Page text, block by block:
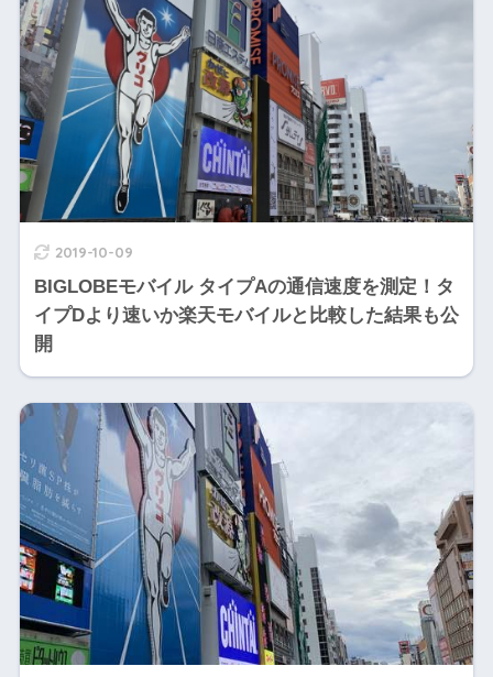
2019-10-09
BIGLOBEモバイル タイプAの通信速度を測定！タ
イプDより速いか楽天モバイルと比較した結果も公
開